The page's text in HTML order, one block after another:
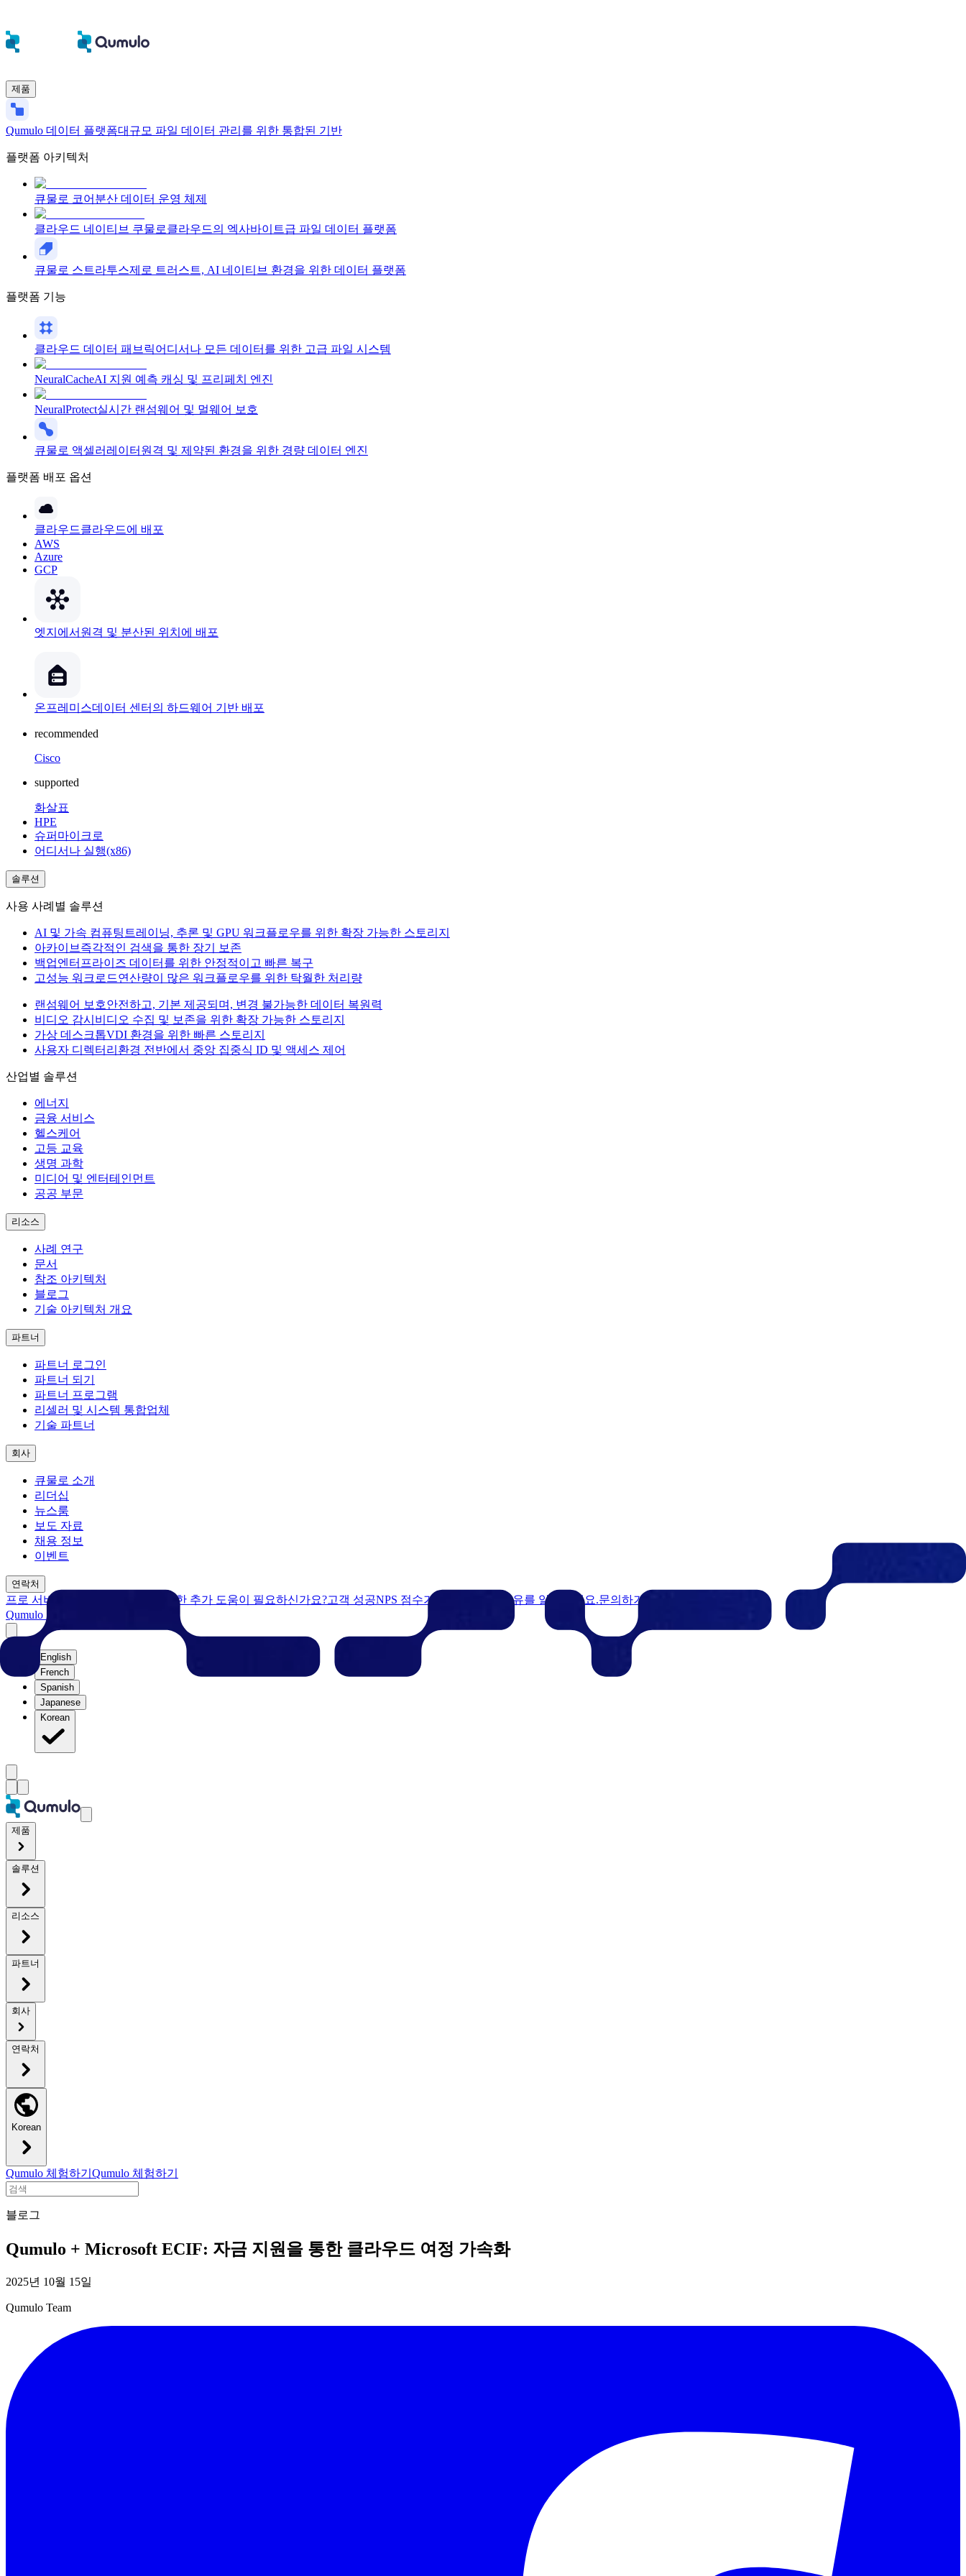
제품
Qumulo 데이터 플랫폼대규모 파일 데이터 관리를 위한 통합된 기반
플랫폼 아키텍처
큐물로 코어 분산 데이터 운영 체제
클라우드 네이티브 쿠물로클라우드의 엑사바이트급 파일 데이터 플랫폼
큐물로 스트라투스제로 트러스트, AI 네이티브 환경을 위한 데이터 플랫폼
플랫폼 기능
클라우드 데이터 패브릭어디서나 모든 데이터를 위한 고급 파일 시스템
NeuralCacheAI 지원 예측 캐싱 및 프리페치 엔진
NeuralProtect실시간 랜섬웨어 및 멀웨어 보호
큐물로 액셀러레이터 원격 및 제약된 환경을 위한 경량 데이터 엔진
플랫폼 배포 옵션
클라우드클라우드에 배포
AWS
Azure
GCP
엣지에서 원격 및 분산된 위치에 배포
온프레미스데이터 센터의 하드웨어 기반 배포
recommended
Cisco
supported
화살표
HPE
슈퍼마이크로
어디서나 실행(x86)
솔루션
사용 사례별 솔루션
AI 및 가속 컴퓨팅 트레이닝, 추론 및 GPU 워크플로우를 위한 확장 가능한 스토리지
아카이브 즉각적인 검색을 통한 장기 보존
백업엔터프라이즈 데이터를 위한 안정적이고 빠른 복구
고성능 워크로드연산량이 많은 워크플로우를 위한 탁월한 처리량
랜섬웨어 보호안전하고, 기본 제공되며, 변경 불가능한 데이터 복원력
비디오 감시 비디오 수집 및 보존을 위한 확장 가능한 스토리지
가상 데스크톱VDI 환경을 위한 빠른 스토리지
사용자 디렉터리 환경 전반에서 중앙 집중식 ID 및 액세스 제어
산업별 솔루션
에너지
금융 서비스
헬스케어
고등 교육
생명 과학
미디어 및 엔터테인먼트
공공 부문
리소스
사례 연구
문서
참조 아키텍처
블로그
기술 아키텍처 개요
파트너
파트너 로그인
파트너 되기
파트너 프로그램
리셀러 및 시스템 통합업체
기술 파트너
회사
큐물로 소개
리더십
뉴스룸
보도 자료
채용 정보
이벤트
연락처
프로 서비스 데이터 프로젝트에 대한 추가 도움이 필요하신가요?고객 성공NPS 점수가 업계 최고인 이유를 알아보세요.문의하기
Qumulo 체험하기
English
French
Spanish
Japanese
Korean
제품
솔루션
리소스
파트너
회사
연락처
Korean
Qumulo 체험하기 Qumulo 체험하기
블로그
Qumulo + Microsoft ECIF: 자금 지원을 통한 클라우드 여정 가속화
2025년 10월 15일
Qumulo Team